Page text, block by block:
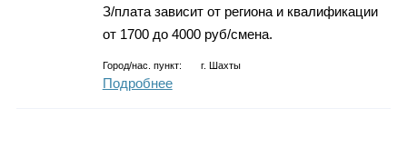
З/плата зависит от региона и квалификации
от 1700 до 4000 руб/смена.
Город/нас. пункт: г. Шахты
Подробнее